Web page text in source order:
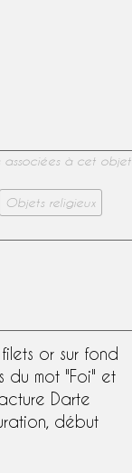
associées à cet objet
Objets religieux
or sur fond
mot "Foi" et
Darte
début